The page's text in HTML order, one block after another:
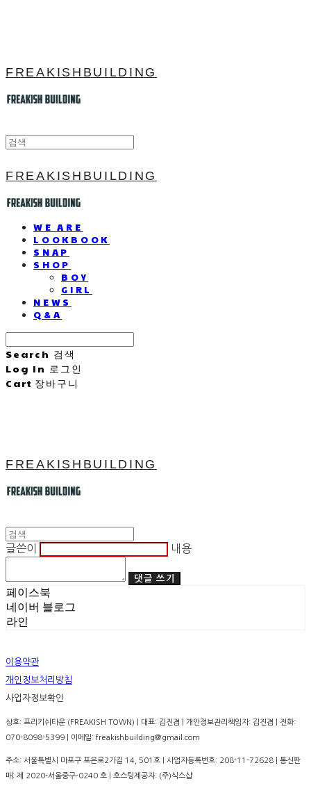
FREAKISHBUILDING
FREAKISHBUILDING
WE ARE
LOOKBOOK
SNAP
SHOP
BOY
GIRL
NEWS
Q&A
Search 검색
Log In 로그인
Cart 장바구니
FREAKISHBUILDING
글쓴이 내용
댓글 쓰기
페이스북
네이버 블로그
라인
이용약관
개인정보처리방침
사업자정보확인
상호: 프리키쉬타운 (FREAKISH TOWN) | 대표: 김진겸 | 개인정보관리책임자: 김진겸 | 전화:
070-8098-5399 | 이메일: freakishbuilding@gmail.com
주소: 서울특별시 마포구 포은로2가길 14, 501호 | 사업자등록번호: 208-11-72628 | 통신판
매: 제 2020-서울중구-0240 호 | 호스팅제공자: (주)식스샵